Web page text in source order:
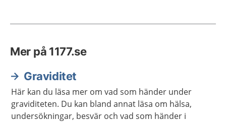
Mer på 1177.se
Graviditet
Här kan du läsa mer om vad som händer under
graviditeten. Du kan bland annat läsa om hälsa,
undersökningar, besvär och vad som händer i